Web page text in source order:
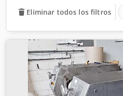
Eliminar todos los filtros